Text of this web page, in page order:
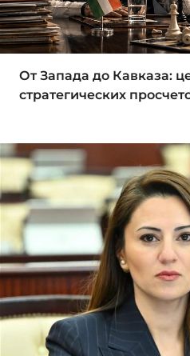
От Запада до Кавказа:
стратегических